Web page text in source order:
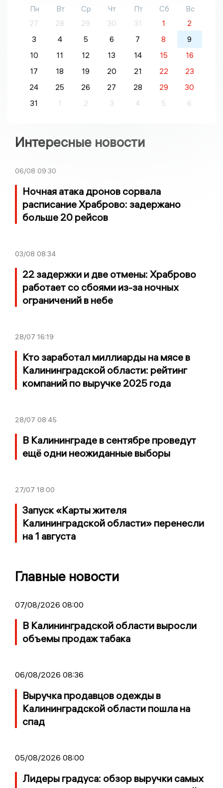
Пн Вт Ср Чт Пт Сб
Вс
27
28 29 30 31 1
2
3
4 5 6 7 8
9
10
11 12 13 14 15
16
17
18 19 20 21 22
23
24
25 26 27 28 29
30
31
1 2 3 4 5 6
Интересные новости
06/08 09:30
Ночная атака дронов сорвала
расписание Храброво: задержано
больше 20 рейсов
03/08 08:34
22 задержки и две отмены: Храброво
работает со сбоями из-за ночных
ограничений в небе
28/07 16:19
Кто заработал миллиарды на мясе в
Калининградской области: рейтинг
компаний по выручке 2025 года
28/07 08:45
В Калининграде в сентябре проведут
ещё одни неожиданные выборы
27/07 18:00
Запуск «Карты жителя
Калининградской области» перенесли
на 1 августа
Главные новости
07/08/2026 08:00
В Калининградской области выросли
объемы продаж табака
06/08/2026 08:36
Выручка продавцов одежды в
Калининградской области пошла на
спад
05/08/2026 08:00
Лидеры градуса: обзор выручки самых